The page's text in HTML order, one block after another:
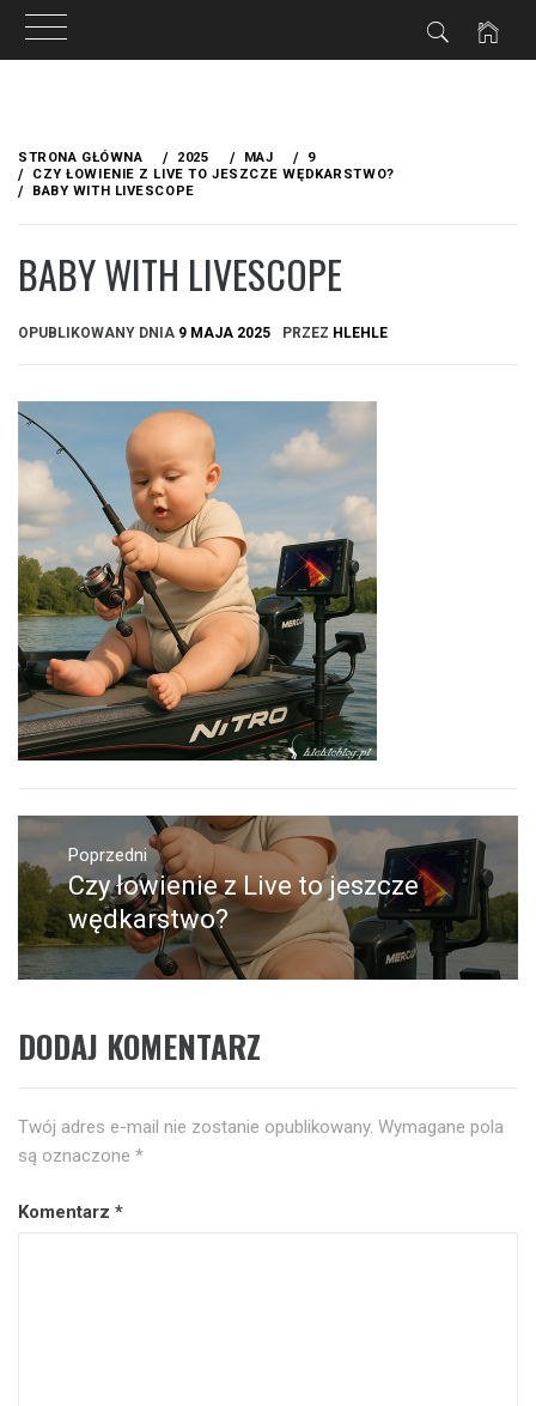
treści
STRONA GŁÓWNA 2025 MAJ
9
CZY ŁOWIENIE Z LIVE TO JESZCZE WĘDKARSTWO?
BABY WITH LIVESCOPE
BABY WITH LIVESCOPE
OPUBLIKOWANY DNIA 9 MAJA 2025 PRZEZ HLEHLE
Nawigacja
wpisuPoprzedni
Poprzedni
wpis:
Czy łowienie z Live to jeszcze
wędkarstwo?
DODAJ KOMENTARZ
Twój adres e-mail nie zostanie opublikowany. Wymagane pola
są oznaczone *
Komentarz *